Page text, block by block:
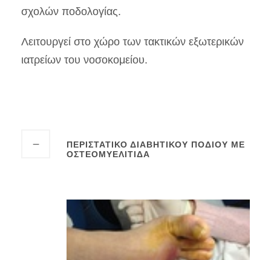
σχολών ποδολογίας.
Λειτουργεί στο χώρο των τακτικών εξωτερικών
ιατρείων του νοσοκομείου.
ΠΕΡΙΣΤΑΤΙΚΟ ΔΙΑΒΗΤΙΚΟΥ ΠΟΔΙΟΥ ΜΕ
ΟΣΤΕΟΜΥΕΛΙΤΙΔΑ